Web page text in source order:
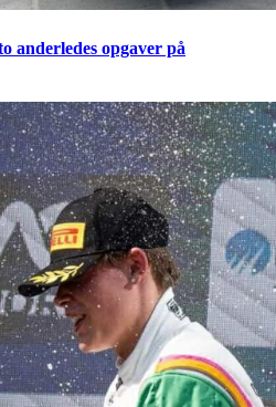
anderledes opgaver på